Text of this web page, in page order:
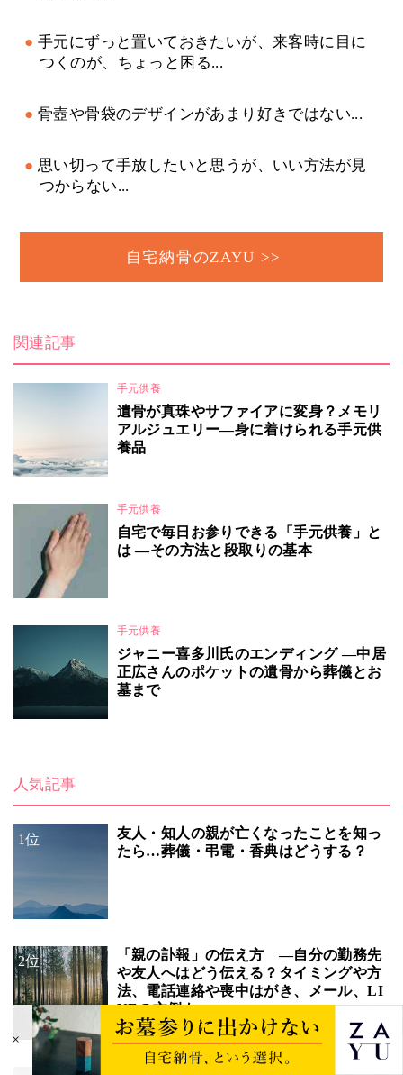
手元にずっと置いておきたいが、来客時に目に
つくのが、ちょっと困る...
骨壺や骨袋のデザインがあまり好きではない...
思い切って手放したいと思うが、いい方法が見
つからない...
自宅納骨のZAYU >>
関連記事
手元供養
遺骨が真珠やサファイアに変身？メモリ
アルジュエリー―身に着けられる手元供
養品
手元供養
自宅で毎日お参りできる「手元供養」と
は ―その方法と段取りの基本
手元供養
ジャニー喜多川氏のエンディング ―中居
正広さんのポケットの遺骨から葬儀とお
墓まで
人気記事
1位
友人・知人の親が亡くなったことを知っ
たら…葬儀・弔電・香典はどうする？
2位
「親の訃報」の伝え方 ―自分の勤務先
や友人へはどう伝える？タイミングや方
法、電話連絡や喪中はがき、メール、LI
NEの文例も
×